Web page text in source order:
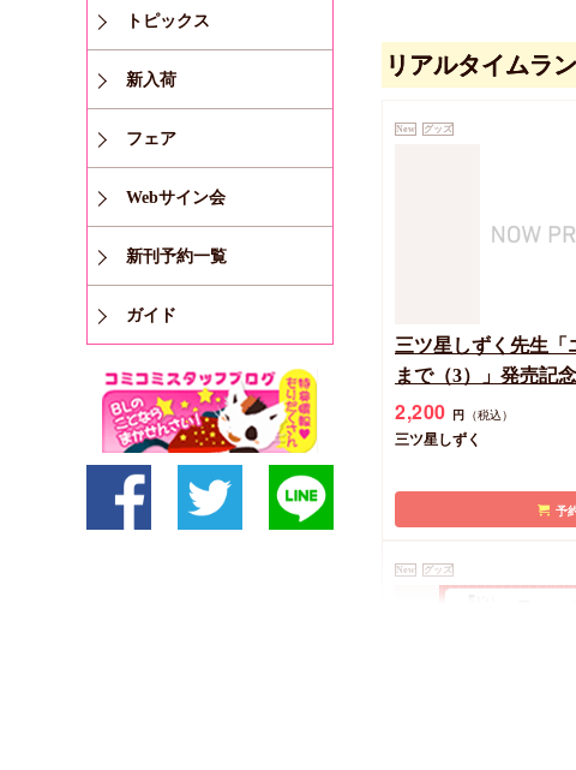
トピックス
新入荷
フェア
Webサイン会
新刊予約一覧
ガイド
リアルタイムラ
New グッズ
三ツ星しずく先生「
まで（3）」発売記
サイン入りA5アクリ
2,200 円 （税込）
三ツ星しずく
予
New グッズ